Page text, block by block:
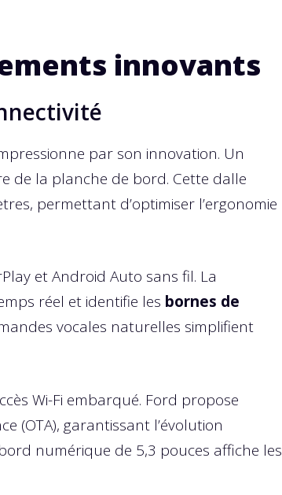
innovants
par son innovation. Un
de la planche de bord. Cette dalle
permettant d’optimiser l’ergonomie
et Android Auto sans fil. La
réel et identifie les bornes de
vocales naturelles simplifient
Wi-Fi embarqué. Ford propose
(OTA), garantissant l’évolution
numérique de 5,3 pouces affiche les